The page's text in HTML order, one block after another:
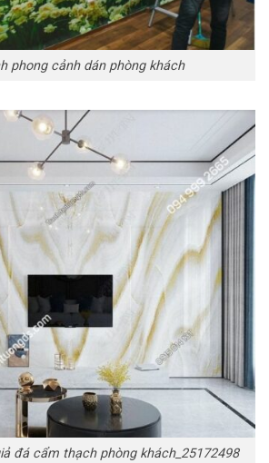
phong cảnh dán phòng khách
đá cẩm thạch phòng khách_25172498